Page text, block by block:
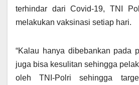
terhindar dari Covid-19, TNI
melakukan vaksinasi setiap hari.
“Kalau hanya dibebankan pada
juga bisa kesulitan sehingga
oleh TNI-Polri sehingga